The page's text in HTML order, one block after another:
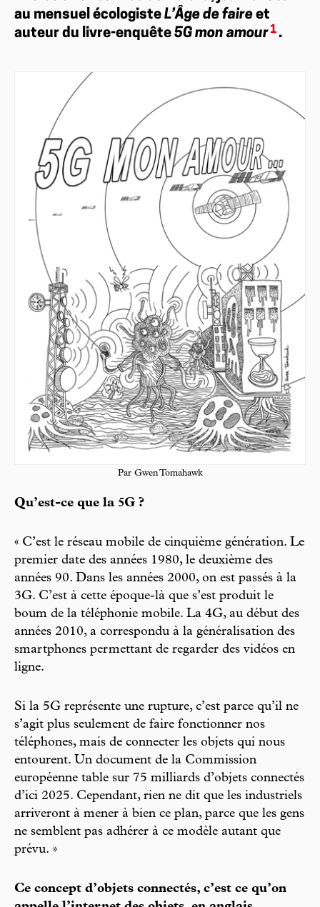
au mensuel écologiste L’Âge de faire et
auteur du livre-enquête 5G mon amour1 .
Par Gwen Tomahawk
Qu’est-ce que la 5G ?
« C’est le réseau mobile de cinquième génération. Le
premier date des années 1980, le deuxième des
années 90. Dans les années 2000, on est passés à la
3G. C’est à cette époque-là que s’est produit le
boum de la téléphonie mobile. La 4G, au début des
années 2010, a correspondu à la généralisation des
smartphones permettant de regarder des vidéos en
ligne.
Si la 5G représente une rupture, c’est parce qu’il ne
s’agit plus seulement de faire fonctionner nos
téléphones, mais de connecter les objets qui nous
entourent. Un document de la Commission
européenne table sur 75 milliards d’objets connectés
d’ici 2025. Cependant, rien ne dit que les industriels
arriveront à mener à bien ce plan, parce que les gens
ne semblent pas adhérer à ce modèle autant que
prévu. »
Ce concept d’objets connectés, c’est ce qu’on